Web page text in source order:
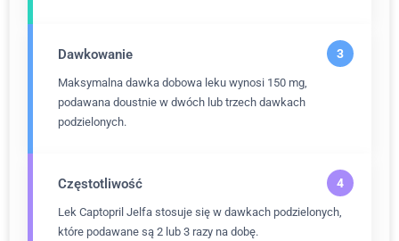
Dawkowanie
Maksymalna dawka dobowa leku wynosi 150 mg,
podawana doustnie w dwóch lub trzech dawkach
podzielonych.
Częstotliwość
Lek Captopril Jelfa stosuje się w dawkach podzielonych,
które podawane są 2 lub 3 razy na dobę.